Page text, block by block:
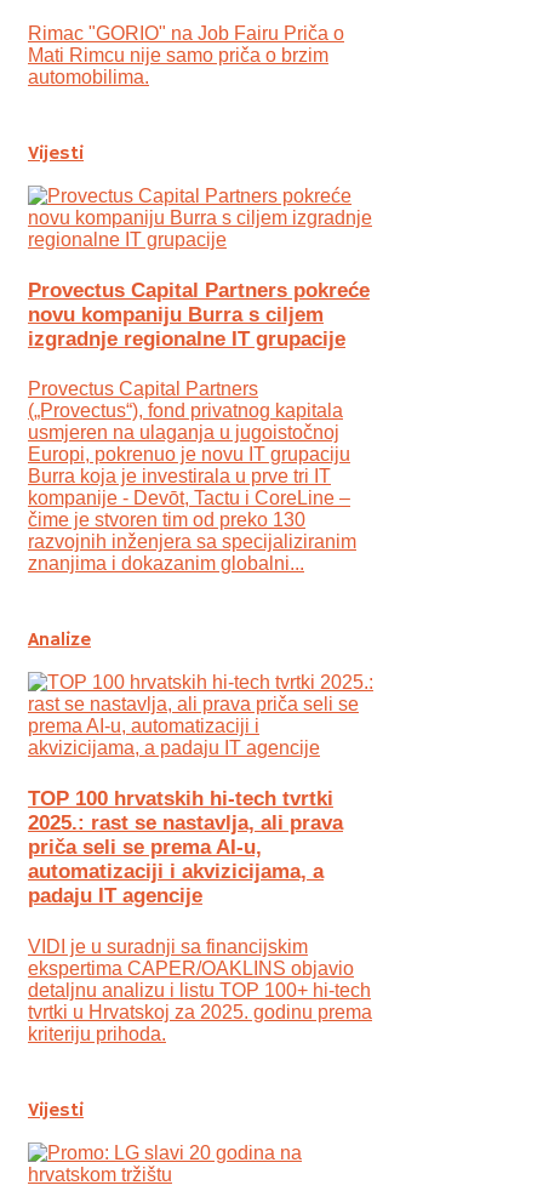
Rimac "GORIO" na Job Fairu Priča o
Mati Rimcu nije samo priča o brzim
automobilima.
Vijesti
Provectus Capital Partners pokreće
novu kompaniju Burra s ciljem
izgradnje regionalne IT grupacije
Provectus Capital Partners
(„Provectus“), fond privatnog kapitala
usmjeren na ulaganja u jugoistočnoj
Europi, pokrenuo je novu IT grupaciju
Burra koja je investirala u prve tri IT
kompanije - Devōt, Tactu i CoreLine –
čime je stvoren tim od preko 130
razvojnih inženjera sa specijaliziranim
znanjima i dokazanim globalni...
Analize
TOP 100 hrvatskih hi-tech tvrtki
2025.: rast se nastavlja, ali prava
priča seli se prema AI-u,
automatizaciji i akvizicijama, a
padaju IT agencije
VIDI je u suradnji sa financijskim
ekspertima CAPER/OAKLINS objavio
detaljnu analizu i listu TOP 100+ hi-tech
tvrtki u Hrvatskoj za 2025. godinu prema
kriteriju prihoda.
Vijesti